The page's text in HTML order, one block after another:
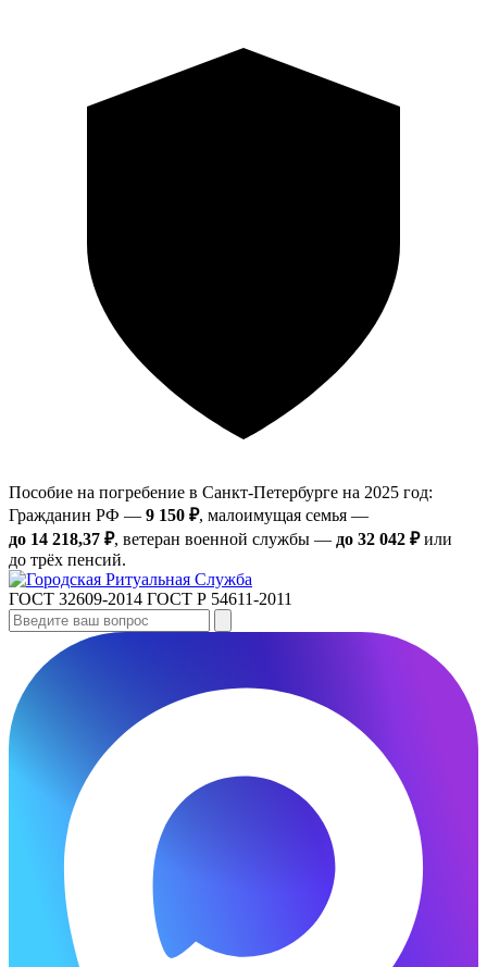
Пособие на погребение в Санкт‑Петербурге на 2025 год:
Гражданин РФ — 9 150 ₽, малоимущая семья —
до 14 218,37 ₽, ветеран военной службы — до 32 042 ₽или
до трёх пенсий.
ГОСТ 32609-2014 ГОСТ Р 54611-2011